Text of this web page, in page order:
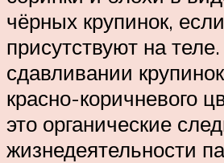
чёрных крупинок,
присутствуют на
сдавливании
красно-коричневого
это органические
жизнедеятельности